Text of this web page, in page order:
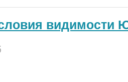
видимости